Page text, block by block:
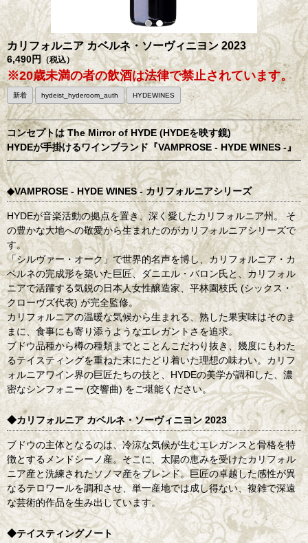
カリフォルニア カベルネ・ソーヴィニヨン 2023
6,490円 （税込）
※20歳未満の者の飲酒は法律で禁止されています。
新着 hydeist_hyderoom_auth HYDEWINES
コンセプトは The Mirror of HYDE (HYDEを映す鏡)
HYDEが手掛けるワインブランド『VAMPROSE - HYDE WINES -』
◆VAMPROSE - HYDE WINES - カリフォルニアシリーズ
HYDEが音楽活動の拠点を置き、深く愛したカリフォルニア州。 そ
の豊かな大地への敬愛から生まれたのがカリフォルニアシリーズで
す。
「シルヴァー・オーク」で世界的名声を博し、カリフォルニア・カ
ベルネの完成形を築いた巨匠、ダニエル・バロン氏と、カリフォル
ニアで活躍する気鋭の日本人女性醸造家、平林園枝氏 (シックス・
クローヴズ代表) が完全監修。
カリフォルニアの温暖な気候から生まれる、熟した果実味はそのま
まに、食事にも寄り添うようなエレガントさを追求。
ブドウ品種から樽の種類までとことんこだわり抜き、幾度にもわた
るテイスティングを重ねた末にたどり着いた理想の味わい。カリフ
ォルニアワイン界の巨匠たちの技と、HYDEの美学が調和した、濃
密なシンフォニー (交響曲) をご堪能ください。
◆カリフォルニア カベルネ・ソーヴィニヨン 2023
ブドウの主体となるのは、冷涼な気候が生むエレガンスと骨格を特
徴とするメンドシーノ産。そこに、太陽の恵みを受けたカリフォル
ニア産と洗練されたソノマ産をブレンド。巨匠の卓越した感性が異
なるテロワールを調和させ、単一産地では成し得ない、複雑で深遠
な芸術的作品を生み出しています。
◆テイスティングノート